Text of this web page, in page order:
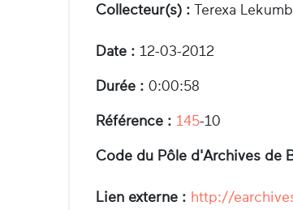
Collecteur(s) : Terexa
Date : 12-03-2012
Durée : 0:00:58
Référence : 145-10
Code du Pôle d'Archives de
Lien externe : http://